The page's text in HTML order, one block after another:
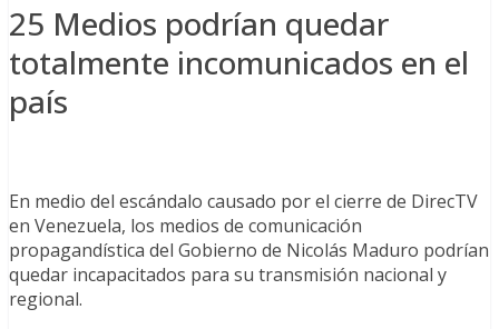
25 Medios podrían quedar
totalmente incomunicados en el
país
En medio del escándalo causado por el cierre de DirecTV
en Venezuela, los medios de comunicación
propagandística del Gobierno de Nicolás Maduro podrían
quedar incapacitados para su transmisión nacional y
regional.